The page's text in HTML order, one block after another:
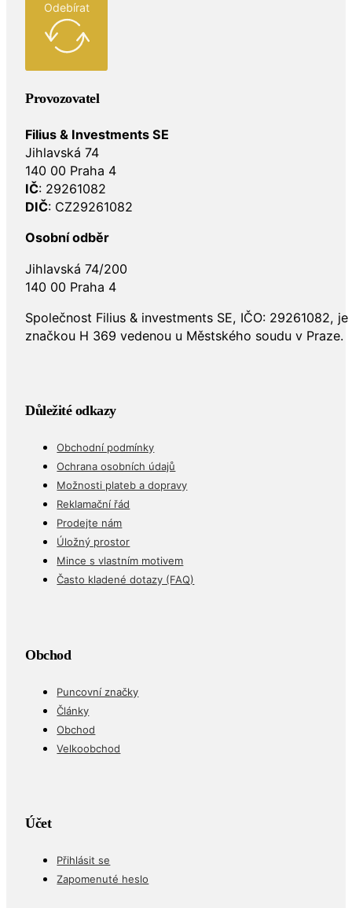
Odebírat
Provozovatel
Filius & Investments SE
Jihlavská 74
140 00 Praha 4
IČ: 29261082
DIČ: CZ29261082
Osobní odběr
Jihlavská 74/200
140 00 Praha 4
Společnost Filius & investments SE, IČO: 29261082,
značkou H 369 vedenou u Městského soudu v Praze.
Důležité odkazy
Obchodní podmínky
Ochrana osobních údajů
Možnosti plateb a dopravy
Reklamační řád
Prodejte nám
Úložný prostor
Mince s vlastním motivem
Často kladené dotazy (FAQ)
Obchod
Puncovní značky
Články
Obchod
Velkoobchod
Účet
Přihlásit se
Zapomenuté heslo